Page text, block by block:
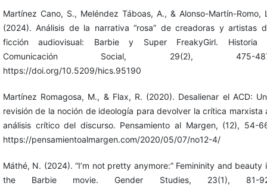
Martínez Cano, S., Meléndez Táboas, A., & Alonso-Martín-Romo,
(2024). Análisis de la narrativa “rosa” de creadoras y artistas
ficción audiovisual: Barbie y Super FreakyGirl. Historia
Comunicación Social, 29(2), 475-
https://doi.org/10.5209/hics.95190
Martínez Romagosa, M., & Flax, R. (2020). Desalienar el ACD:
revisión de la noción de ideología para devolver la crítica marxista
análisis crítico del discurso. Pensamiento al Margen, (12), 54-
https://pensamientoalmargen.com/2020/05/07/no12-4/
Máthé, N. (2024). “I’m not pretty anymore:” Femininity and beauty
the Barbie movie. Gender Studies, 23(1), 81-